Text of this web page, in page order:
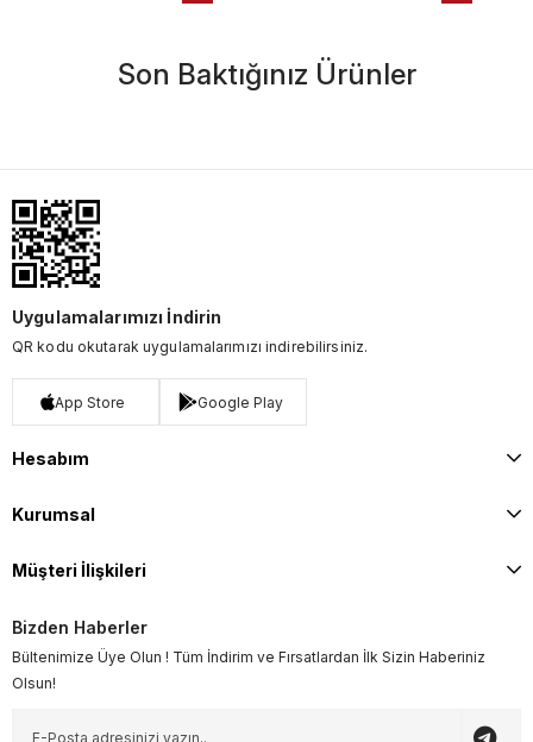
Son Baktığınız Ürünler
Uygulamalarımızı İndirin
QR kodu okutarak uygulamalarımızı indirebilirsiniz.
App Store Google Play
Hesabım
Kurumsal
Müşteri İlişkileri
Bizden Haberler
Bültenimize Üye Olun ! Tüm İndirim ve Fırsatlardan İlk Sizin Haberiniz
Olsun!